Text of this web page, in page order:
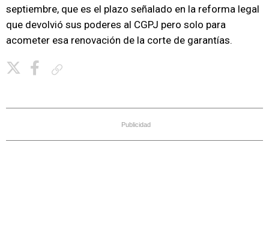
septiembre, que es el plazo señalado en la reforma legal
que devolvió sus poderes al CGPJ pero solo para
acometer esa renovación de la corte de garantías.
Publicidad